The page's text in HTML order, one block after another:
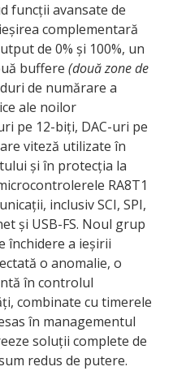
funcții avansate de
complementară
de 0% și 100%, un
buffere (două zone de
de numărare a
ale noilor
pe 12-biți, DAC-uri pe
viteză utilizate în
și în protecția la
RA8T1
inclusiv SCI, SPI,
și USB-FS. Noul grup
închidere a ieșirii
o anomalie, o
în controlul
combinate cu timerele
în managementul
soluții complete de
redus de putere.